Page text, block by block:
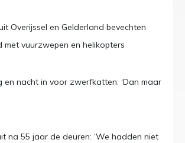
Overijssel en Gelderland bevechten
met vuurzwepen en helikopters
en nacht in voor zwerfkatten: ‘Dan maar
na 55 jaar de deuren: ‘We hadden niet